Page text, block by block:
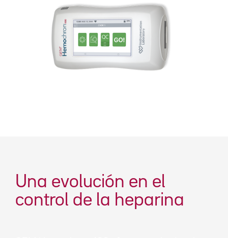
Una evolución en el
control de la heparina